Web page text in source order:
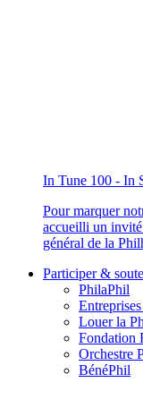
In Tune 100 - In
Pour marquer
accueilli un invité
général de la
Participer &
PhilaPhil
Louer la
Fondation
Orchestre
BénéPhil